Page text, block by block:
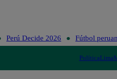
Perú Decide 2026 Fútbol
PolíticaLima